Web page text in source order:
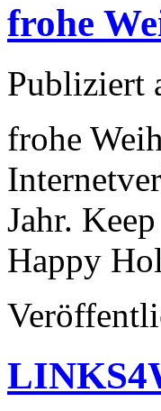
frohe
Publiziert
frohe
Jahr.
Happy